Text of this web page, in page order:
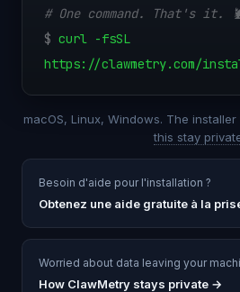
# One command. That's it.
$ curl -fsSL
https://clawmetry.com/
macOS, Linux, Windows. The installer
this stay
Besoin d'aide pour l'installation ?
Obtenez une aide gratuite à la
Worried about data leaving your
How ClawMetry stays private →